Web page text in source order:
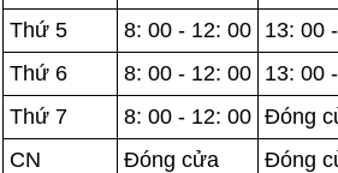
Thứ 5
8: 00 - 12: 00 13: 00
Thứ 6
8: 00 - 12: 00 13: 00
Thứ 7
8: 00 - 12: 00 Đóng
CN
Đóng cửa Đóng